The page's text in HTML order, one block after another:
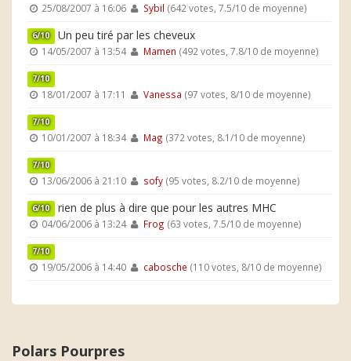
25/08/2007 à 16:06 Sybil (642 votes, 7.5/10 de moyenne)
6/10 Un peu tiré par les cheveux
14/05/2007 à 13:54 Mamen (492 votes, 7.8/10 de moyenne)
7/10
18/01/2007 à 17:11 Vanessa (97 votes, 8/10 de moyenne)
7/10
10/01/2007 à 18:34 Mag (372 votes, 8.1/10 de moyenne)
7/10
13/06/2006 à 21:10 sofy(95 votes, 8.2/10 de moyenne)
6/10 rien de plus à dire que pour les autres MHC
04/06/2006 à 13:24 Frog (63 votes, 7.5/10 de moyenne)
7/10
19/05/2006 à 14:40 cabosche (110 votes, 8/10 de moyenne)
Polars Pourpres